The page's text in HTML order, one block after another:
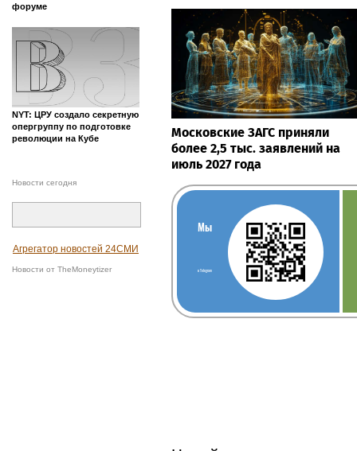
форуме
NYT: ЦРУ создало секретную
опергруппу по подготовке
революции на Кубе
Новости сегодня
Агрегатор новостей 24СМИ
Новости от TheMoneytizer
Московские ЗАГС приняли
более 2,5 тыс. заявлений на
июль 2027 года
Мы
в Telegram